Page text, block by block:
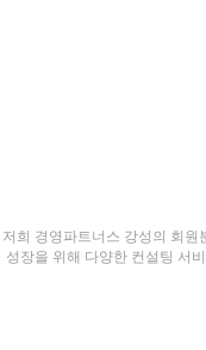
저희 경영파트너스 강성의 회
성장을 위해 다양한 컨설팅 서